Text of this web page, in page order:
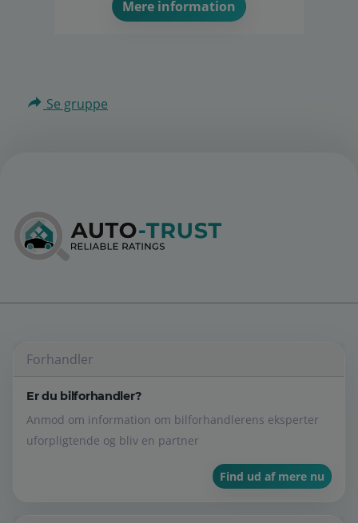
Mere information
Se gruppe
Forhandler
Er du bilforhandler?
Anmod om information om bilforhandlerens eksperter
uforpligtende og bliv en partner
Find ud af mere nu